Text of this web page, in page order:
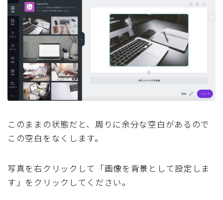
このままの状態だと、周りに余分な空白があるので
この空白をなくします。
写真を右クリックして「画像を背景として設定しま
す」をクリックしてください。